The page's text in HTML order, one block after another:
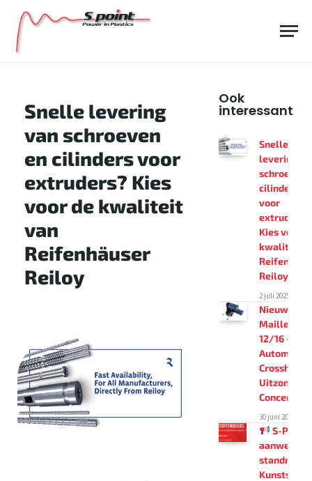
Snelle levering
van schroeven
en cilinders voor
extruders? Kies
voor de kwaliteit
van
Reifenhäuser
Reiloy
Ook
interessant
Snelle
levering
schroeven
cilinders
voor
extruders?
Kies voor
kwaliteit
Reiloy
2 juli 2025
Nieuw:
Maillefer
12/16 –
Crosshead
30 juni 2025
S-Point
aanwezig
standnr